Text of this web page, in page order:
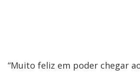
“Muito feliz em poder chegar